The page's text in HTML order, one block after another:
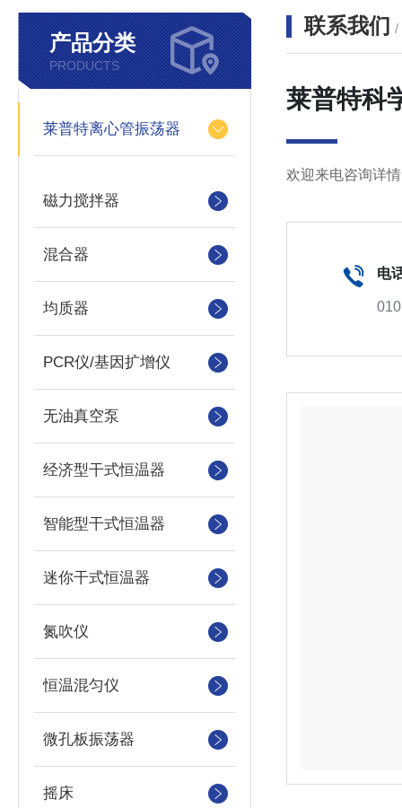
产品分类
PRODUCTS
莱普特离心管振荡器
磁力搅拌器
混合器
均质器
PCR仪/基因扩增仪
无油真空泵
经济型干式恒温器
智能型干式恒温器
迷你干式恒温器
氮吹仪
恒温混匀仪
微孔板振荡器
摇床
联系我们 /
莱普特科
欢迎来电咨询详
电